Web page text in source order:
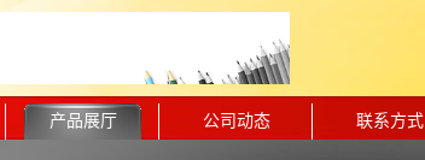
产品展厅 公司动态 联系方式